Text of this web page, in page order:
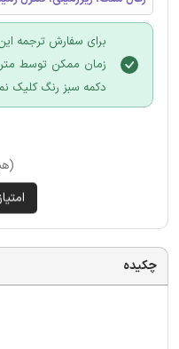
برای سفارش ترجمه
زمان ممکن توسط
دکمه سبز رنگ کلیک
چکیده